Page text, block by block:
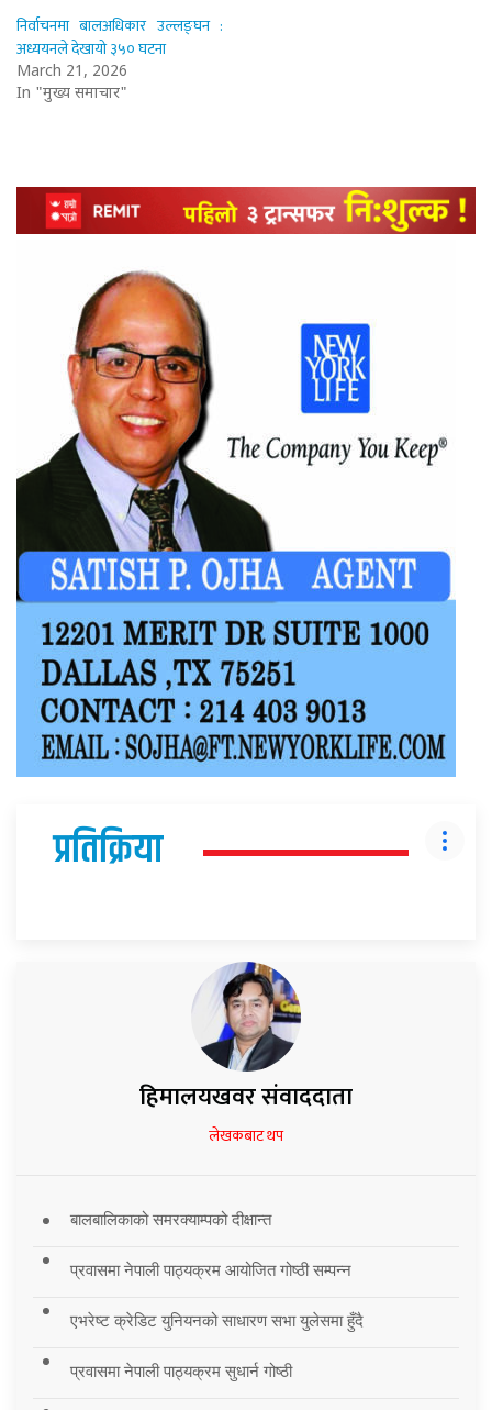
निर्वाचनमा बालअधिकार उल्लङ्घन :
अध्ययनले देखायो ३५० घटना
March 21, 2026
In "मुख्य समाचार"
प्रतिक्रिया
हिमालयखवर संवाददाता
लेखकबाट थप
बालबालिकाको समरक्याम्पको दीक्षान्त
प्रवासमा नेपाली पाठ्यक्रम आयोजित गोष्ठी सम्पन्न
एभरेष्ट क्रेडिट युनियनको साधारण सभा युलेसमा हुँदै
प्रवासमा नेपाली पाठ्यक्रम सुधार्न गोष्ठी